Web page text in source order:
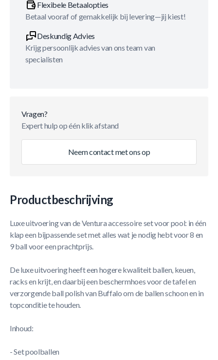
Flexibele Betaalopties
Betaal vooraf of gemakkelijk bij levering—jij kiest!
Deskundig Advies
Krijg persoonlijk advies van ons team van
specialisten
Vragen?
Expert hulp op één klik afstand
Neem contact met ons op
Productbeschrijving
Luxe uitvoering van de Ventura accessoire set voor pool: in één
klap een bijpassende set met alles wat je nodig hebt voor 8 en
9 ball voor een prachtprijs.
De luxe uitvoering heeft een hogere kwaliteit ballen, keuen,
racks en krijt, en daarbij een beschermhoes voor de tafel en
verzorgende ball polish van Buffalo om de ballen schoon en in
topconditie te houden.
Inhoud:
- Set poolballen